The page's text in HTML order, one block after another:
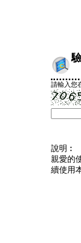
請輸入您
說明︰
親愛的
續使用